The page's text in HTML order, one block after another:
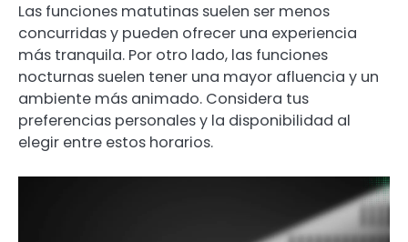
Las funciones matutinas suelen ser menos
concurridas y pueden ofrecer una experiencia
más tranquila. Por otro lado, las funciones
nocturnas suelen tener una mayor afluencia y un
ambiente más animado. Considera tus
preferencias personales y la disponibilidad al
elegir entre estos horarios.